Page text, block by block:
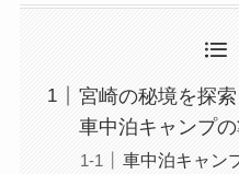
宮崎の秘境を探
車中泊キャンプ
車中泊キャン